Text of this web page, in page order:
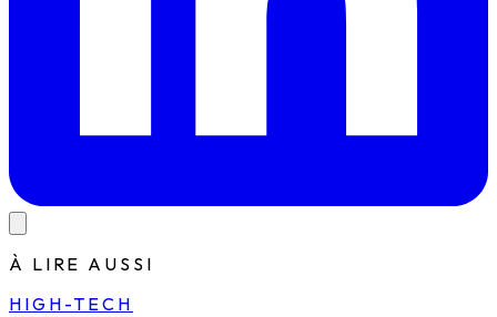
À LIRE AUSSI
HIGH-TECH